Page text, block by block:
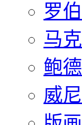
罗
马
鲍
威